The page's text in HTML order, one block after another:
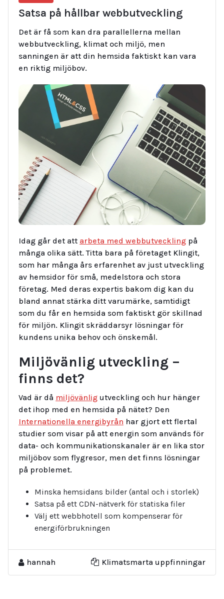
Satsa på hållbar webbutveckling
Det är få som kan dra parallellerna mellan
webbutveckling, klimat och miljö, men
sanningen är att din hemsida faktiskt kan vara
en riktig miljöbov.
Idag går det att arbeta med webbutveckling på
många olika sätt. Titta bara på företaget Klingit,
som har många års erfarenhet av just utveckling
av hemsidor för små, medelstora och stora
företag. Med deras expertis bakom dig kan du
bland annat stärka ditt varumärke, samtidigt
som du får en hemsida som faktiskt gör skillnad
för miljön. Klingit skräddarsyr lösningar för
kundens unika behov och önskemål.
Miljövänlig utveckling –
finns det?
Vad är då miljövänlig utveckling och hur hänger
det ihop med en hemsida på nätet? Den
Internationella energibyrån har gjort ett flertal
studier som visar på att energin som används för
data- och kommunikationskanaler är en lika stor
miljöbov som flygresor, men det finns lösningar
på problemet.
Minska hemsidans bilder (antal och i storlek)
Satsa på ett CDN-nätverk för statiska filer
Välj ett webbhotell som kompenserar för
energiförbrukningen
hannah Klimatsmarta uppfinningar